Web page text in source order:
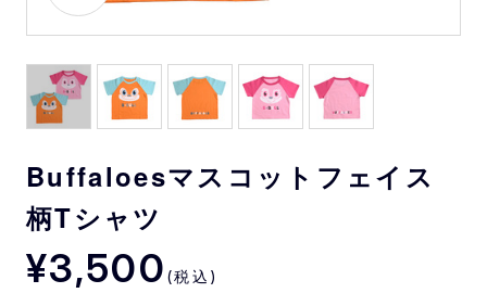
Buffaloesマスコットフェイス
柄Tシャツ
¥3,500 (税込)